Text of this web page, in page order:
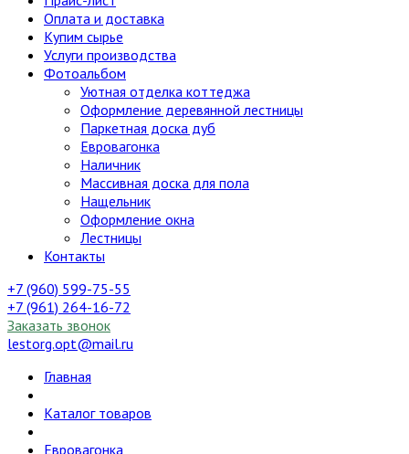
Оплата и доставка
Купим сырье
Услуги производства
Фотоальбом
Уютная отделка коттеджа
Оформление деревянной лестницы
Паркетная доска дуб
Евровагонка
Наличник
Массивная доска для пола
Нащельник
Оформление окна
Лестницы
Контакты
+7 (960) 599-75-55
+7 (961) 264-16-72
Заказать звонок
lestorg.opt@mail.ru
Главная
Каталог товаров
Евровагонка